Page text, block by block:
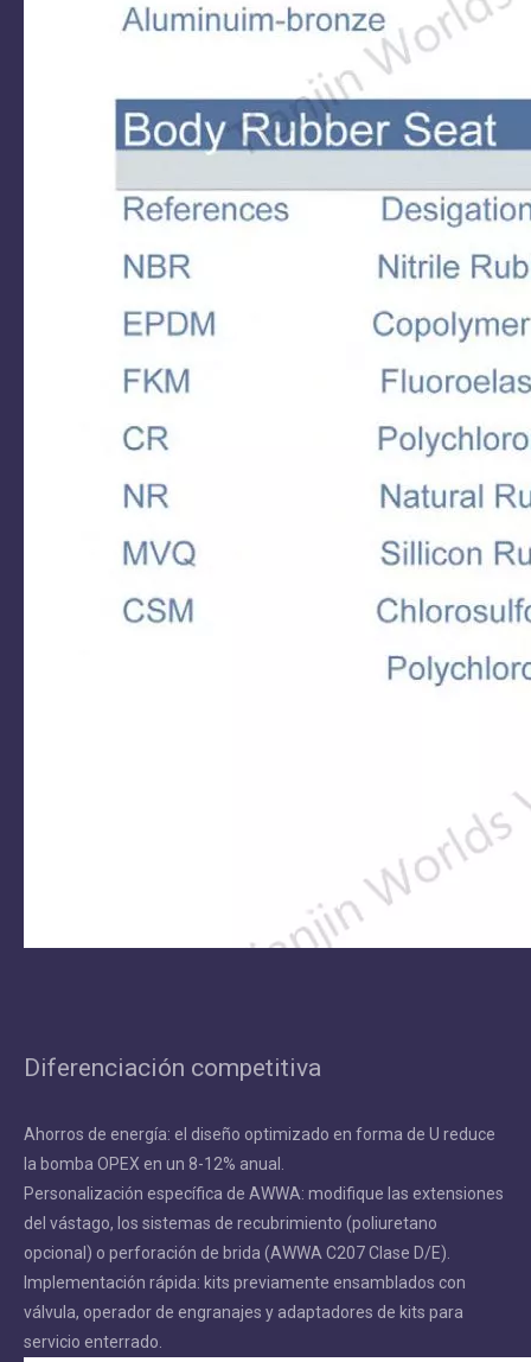
Diferenciación competitiva
Ahorros de energía: el diseño optimizado en forma de U reduce
la bomba OPEX en un 8-12% anual.
Personalización específica de AWWA: modifique las extensiones
del vástago, los sistemas de recubrimiento (poliuretano
opcional) o perforación de brida (AWWA C207 Clase D/E).
Implementación rápida: kits previamente ensamblados con
válvula, operador de engranajes y adaptadores de kits para
servicio enterrado.